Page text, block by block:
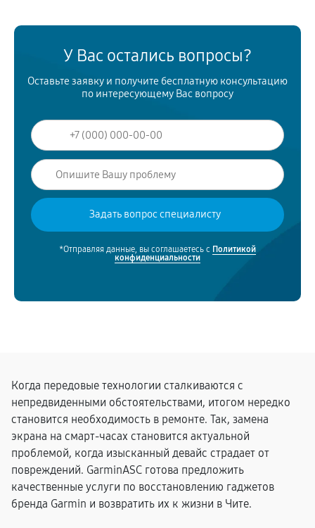
У Вас остались вопросы?
Оставьте заявку и получите бесплатную консультацию
по интересующему Вас вопросу
*Отправляя данные, вы соглашаетесь с Политикой
конфиденциальности
Когда передовые технологии сталкиваются с
непредвиденными обстоятельствами, итогом нередко
становится необходимость в ремонте. Так, замена
экрана на смарт-часах становится актуальной
проблемой, когда изысканный девайс страдает от
повреждений. GarminASC готова предложить
качественные услуги по восстановлению гаджетов
бренда Garmin и возвратить их к жизни в Чите.